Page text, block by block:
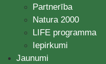
Partnerība
Natura 2000
LIFE programma
Iepirkumi
Jaunumi